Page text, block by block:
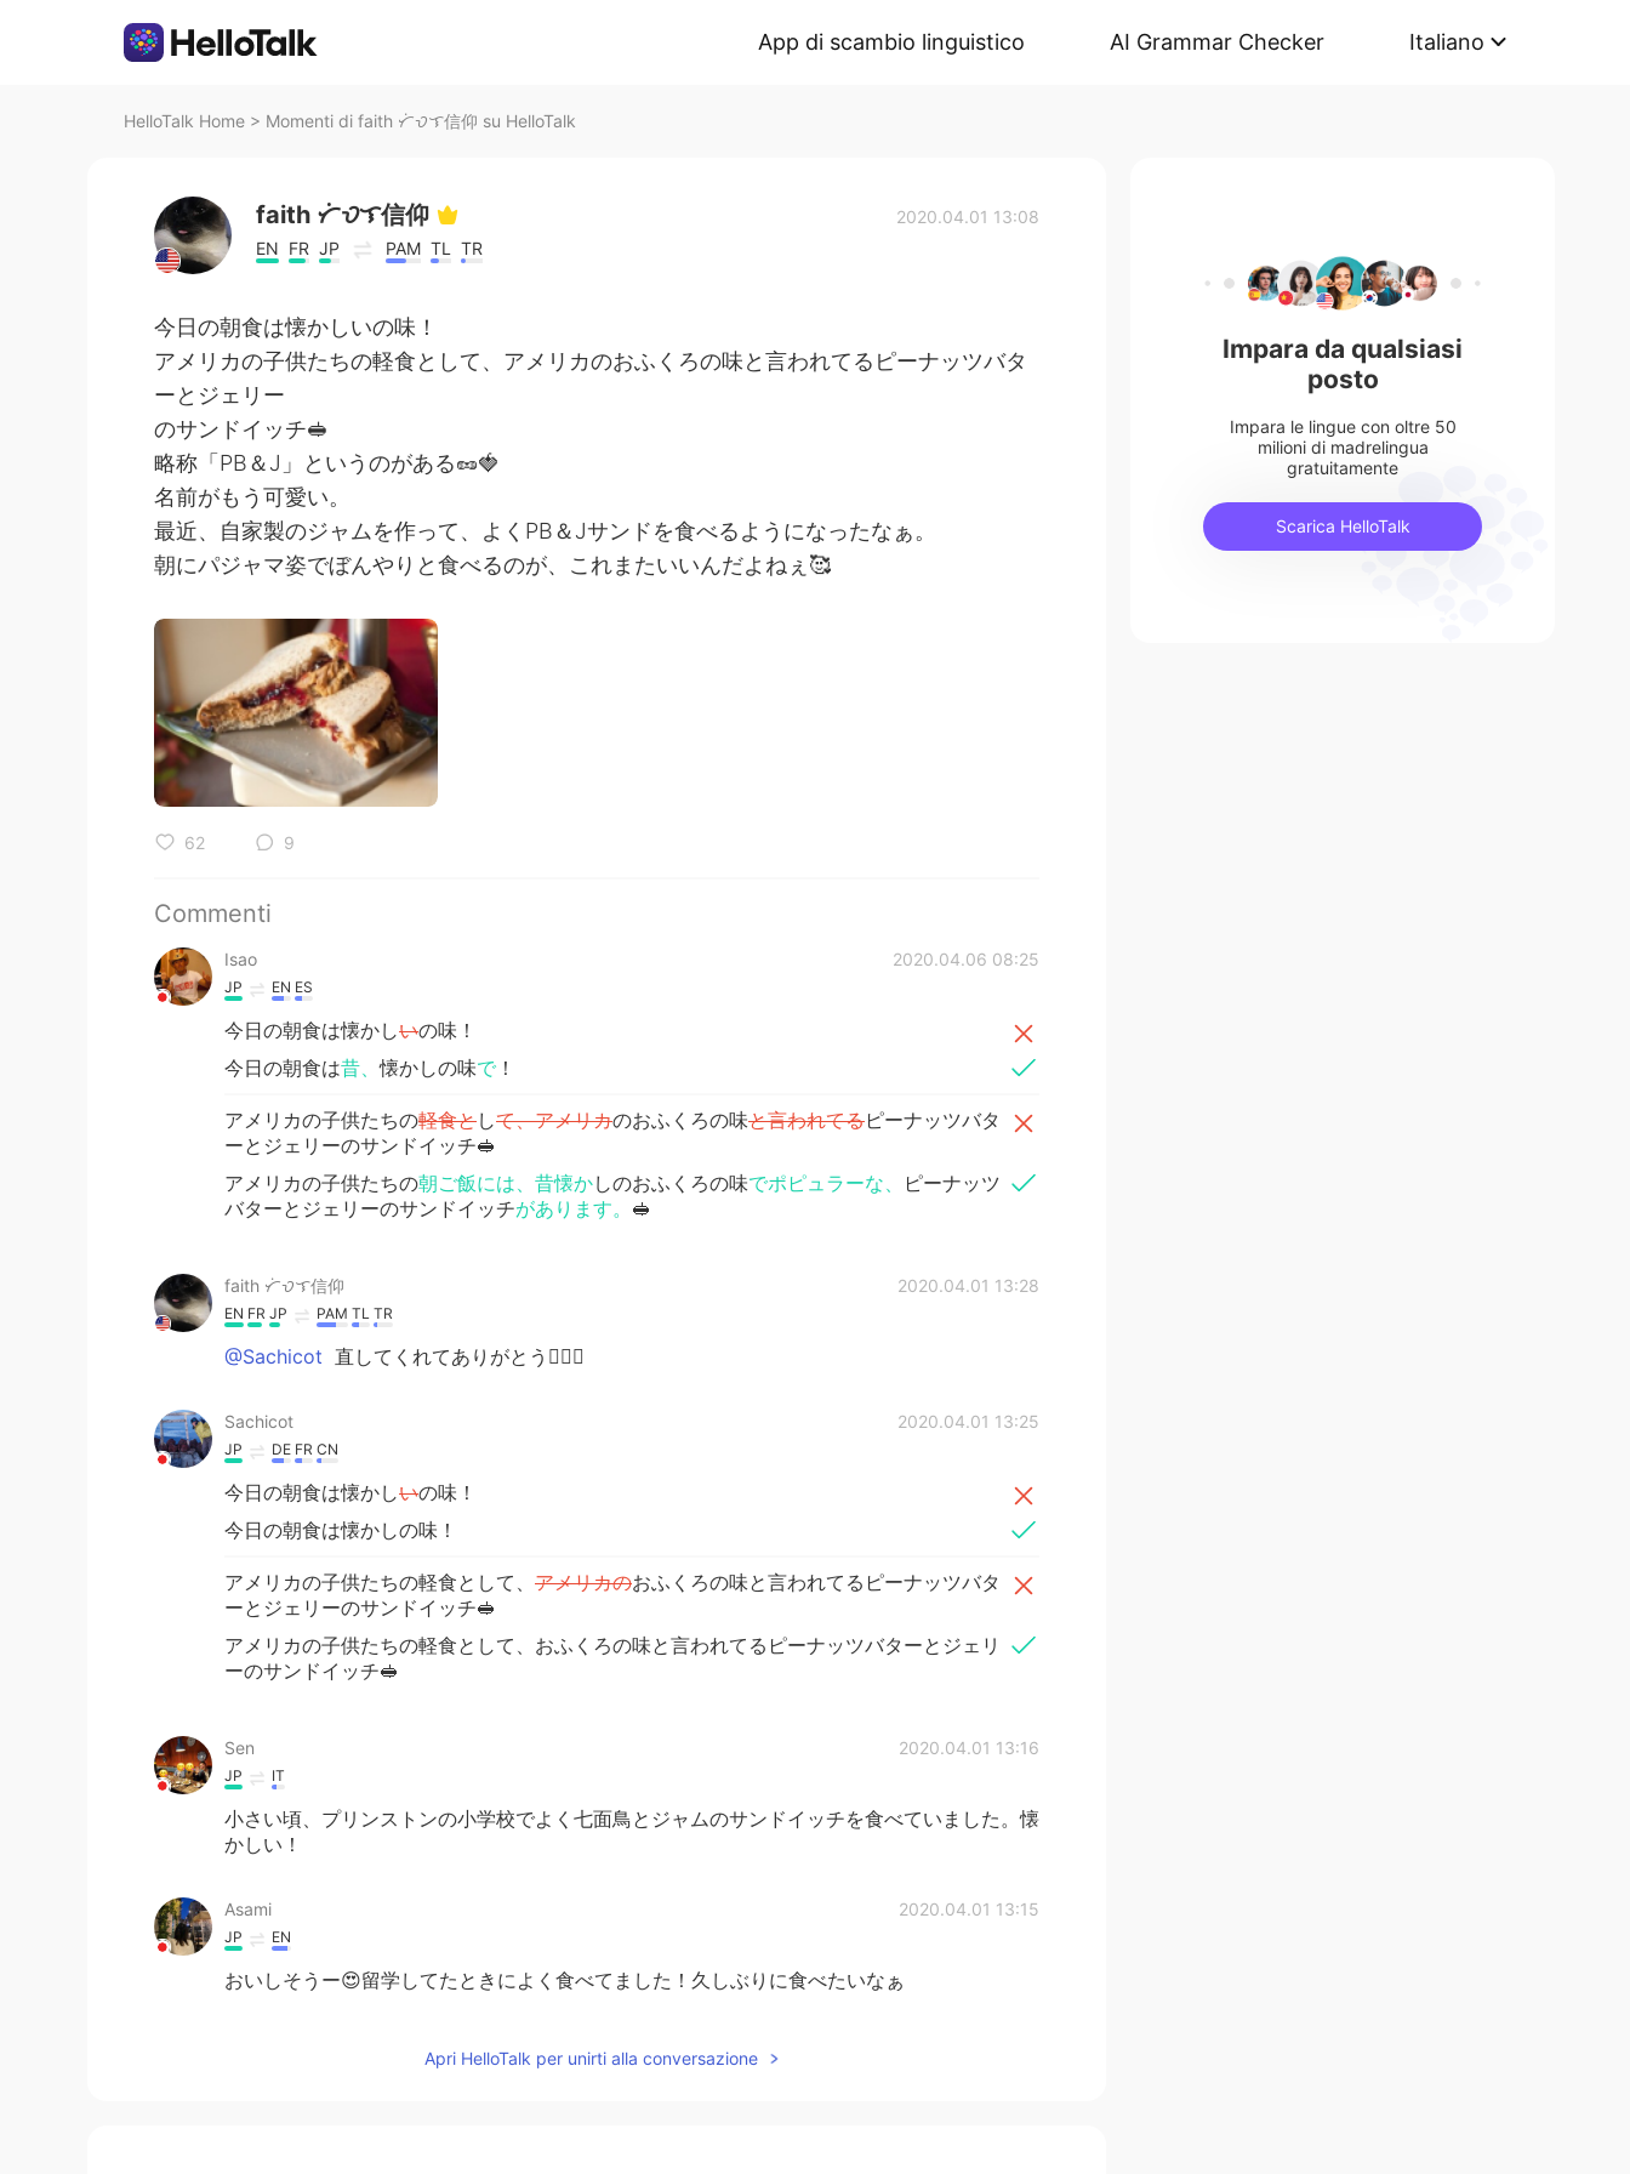
App di scambio linguistico AI Grammar Checker Italiano
HelloTalk Home > Momenti di faith ᜆᜒᜏᜎ信仰 su HelloTalk
faith ᜆᜒᜏᜎ信仰
EN FR JP PAM TL TR
2020.04.01 13:08
今日の朝食は懐かしいの味！
アメリカの子供たちの軽食として、アメリカのおふくろの味と言われてるピーナッツバタ
ーとジェリー
のサンドイッチ🥪
略称「PB＆J」というのがある🥜🍓
名前がもう可愛い。
最近、自家製のジャムを作って、よくPB＆Jサンドを食べるようになったなぁ。
朝にパジャマ姿でぼんやりと食べるのが、これまたいいんだよねぇ🥰
62 9
Commenti
Isao 2020.04.06 08:25
JP EN ES
今日の朝食は懐かしいの味！
今日の朝食は昔、懐かしの味で！
アメリカの子供たちの軽食として、アメリカのおふくろの味と言われてるピーナッツバタ
ーとジェリーのサンドイッチ🥪
アメリカの子供たちの朝ご飯には、昔懐かしのおふくろの味でポピュラーな、
ピーナッツ
バターとジェリーのサンドイッチがあります。 🥪
faith ᜆᜒᜏᜎ信仰 2020.04.01 13:28
EN FR JP PAM TL TR
@Sachicot 直してくれてありがとう🙇🏻‍♀️
Sachicot 2020.04.01 13:25
JP DE FR CN
今日の朝食は懐かしいの味！
今日の朝食は懐かしの味！
アメリカの子供たちの軽食として、 アメリカのおふくろの味と言われてるピーナッツバタ
ーとジェリーのサンドイッチ🥪
アメリカの子供たちの軽食として、おふくろの味と言われてるピーナッツバターとジェリ
ーのサンドイッチ🥪
Sen 2020.04.01 13:16
JP IT
小さい頃、プリンストンの小学校でよく七面鳥とジャムのサンドイッチを食べていました。懐
かしい！
Asami 2020.04.01 13:15
JP EN
おいしそうー😍留学してたときによく食べてました！久しぶりに食べたいなぁ
Apri HelloTalk per unirti alla conversazione
Impara da qualsiasi
posto
Impara le lingue con oltre 50
milioni di madrelingua
gratuitamente
Scarica HelloTalk